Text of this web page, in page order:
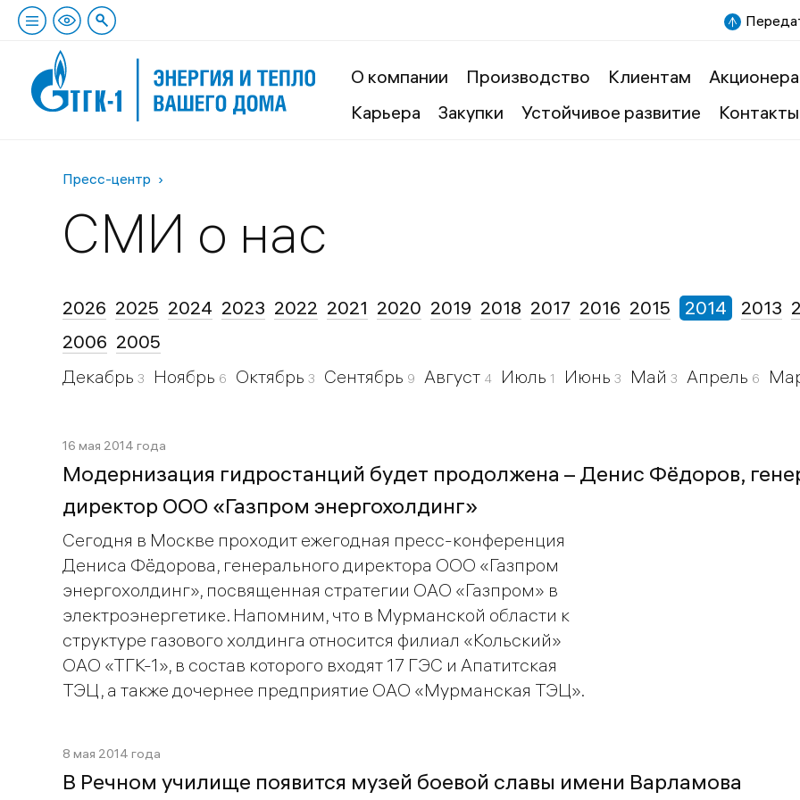
О компании Производство Клиентам
Карьера
Закупки Устойчивое развитие Контакты
Пресс-центр
СМИ о нас
2026 2025 2024 2023 2022 2021 2020 2019 2018 2017 2016 2015 2014
Декабрь 3 Ноябрь 6 Октябрь 3 Сентябрь 9 Август 4 Июль 1 Июнь 3 Май 3 Апрель 6
2013
2006 2005
16 мая 2014 года
Модернизация гидростанций будет продолжена – Денис Фёдоров,
директор ООО «Газпром энергохолдинг»
Сегодня в Москве проходит ежегодная пресс-конференция
Дениса Фёдорова, генерального директора ООО «Газпром
энергохолдинг», посвященная стратегии ОАО «Газпром» в
электроэнергетике. Напомним, что в Мурманской области к
структуре газового холдинга относится филиал «Кольский»
ОАО «ТГК-1», в состав которого входят 17 ГЭС и Апатитская
ТЭЦ, а также дочернее предприятие ОАО «Мурманская ТЭЦ».
8 мая 2014 года
В Речном училище появится музей боевой славы имени Варламова